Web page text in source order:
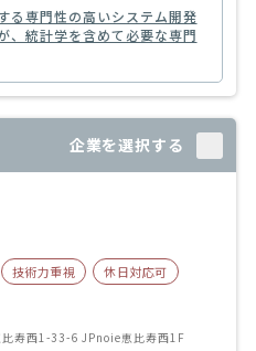
る専門性の高いシステム開発
、統計学を含めて必要な専門
企業を選択する
技術力重視 休日対応可
比寿西1-33-6 JPnoie恵比寿西1F